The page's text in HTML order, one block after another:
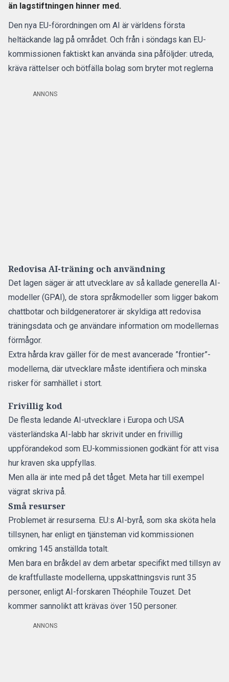
än lagstiftningen hinner med.
Den nya EU-förordningen om AI är världens första
heltäckande lag på området. Och från i söndags kan EU-
kommissionen faktiskt kan använda sina påföljder: utreda,
kräva rättelser och bötfälla bolag som bryter mot reglerna
ANNONS
Redovisa AI-träning och användning
Det lagen säger är att utvecklare av så kallade generella AI-
modeller (GPAI), de stora språkmodeller som ligger bakom
chattbotar och bildgeneratorer är skyldiga att redovisa
träningsdata och ge användare information om modellernas
förmågor.
Extra hårda krav gäller för de mest avancerade ”frontier”-
modellerna, där utvecklare måste identifiera och minska
risker för samhället i stort.
Frivillig kod
De flesta ledande AI-utvecklare i Europa och USA
västerländska AI-labb har skrivit under en frivillig
uppförandekod som EU-kommissionen godkänt för att visa
hur kraven ska uppfyllas.
Men alla är inte med på det tåget. Meta har till exempel
vägrat skriva på.
Små resurser
Problemet är resurserna. EU:s AI-byrå, som ska sköta hela
tillsynen, har enligt en tjänsteman vid kommissionen
omkring 145 anställda totalt.
Men bara en bråkdel av dem arbetar specifikt med tillsyn av
de kraftfullaste modellerna, uppskattningsvis runt 35
personer, enligt AI-forskaren Théophile Touzet. Det
kommer sannolikt att krävas över 150 personer.
ANNONS